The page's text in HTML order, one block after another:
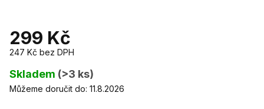
299 Kč
247 Kč bez DPH
Měrná
cena:
Skladem (>3 ks)
Můžeme doručit do: 11.8.2026